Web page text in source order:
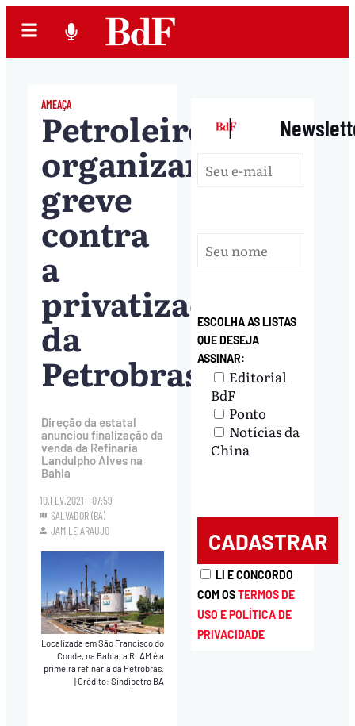
AMEAÇA
Petroleiros
organizam
greve
contra
a
privatização
da
Petrobras
Direção da estatal
anunciou finalização da
venda da Refinaria
Landulpho Alves na
Bahia
10.FEV.2021 - 07:59
SALVADOR (BA)
JAMILE ARAUJO
Localizada em São Francisco do
Conde, na Bahia, a RLAM é a
primeira refinaria da Petrobras.
|Crédito: Sindipetro BA
|
ESCOLHA AS LISTAS
QUE DESEJA
ASSINAR:
Editorial
BdF
Ponto
Notícias da
China
LI E CONCORDO
COM OSTERMOS DE
USO E POLÍTICA DE
PRIVACIDADE